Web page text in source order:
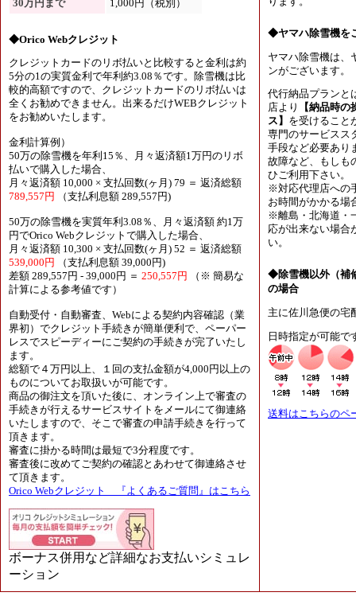
30万円まで 1,000円（税別）
◆Orico Webクレジット
クレジットカードのリボ払いと比較すると金利は約
5分の1の実質金利で年利約3.08％です。除雪機は比
較的高額ですので、クレジットカードのリボ払いは
全くお勧めできません。出来るだけWEBクレジット
をお勧めいたします。
金利計算例）
50万の除雪機を年利15％、月々返済額1万円のリボ
払いで購入した場合、
月々返済額 10,000 × 支払回数(ヶ月) 79 ＝ 返済総額
789,557円
（支払利息額 289,557円)
50万の除雪機を実質年利3.08％、月々返済額 約1万
円でOrico Webクレジットで購入した場合、
月々返済額 10,300 × 支払回数(ヶ月) 52 ＝ 返済総額
539,000円
（支払利息額 39,000円)
差額 289,557円 - 39,000円 ＝ 250,557円
（※ 簡易な
計算による参考値です）
自動受付・自動審査、Webによる契約内容確認（業
界初）でクレジット手続きが簡単便利で、ペーパー
レスでスピーディーにご契約の手続きが完了いたし
ます。
総額で４万円以上、１回の支払金額が4,000円以上の
ものについてお取扱いが可能です。
商品の御注文を頂いた後に、オンライン上で審査の
手続きが行えるサービスサイトをメールにて御連絡
いたしますので、そこで審査の申請手続きを行って
頂きます。
審査に掛かる時間は最短で3分程度です。
審査後に改めてご契約の確認とあわせて御連絡させ
て頂きます。
Orico Webクレジット 『よくあるご質問』はこちら
ボーナス併用など詳細なお支払いシミュレ
ーション
◆ヤマハ除雪機を
ヤマハ除雪機は、
ンがございます。
代行納品プランと
店より
【納品時
ス】 を受けること
専門のサービスス
手段など必要あり
故障など、もしも
ひご利用下さい。
※対応代理店への
お時間がかかる場
※離島・北海道・
応が出来ない場合
い。
◆除雪機以外（補
の場合
主に佐川急便の宅
日時指定が可能で
送料はこちらのペ